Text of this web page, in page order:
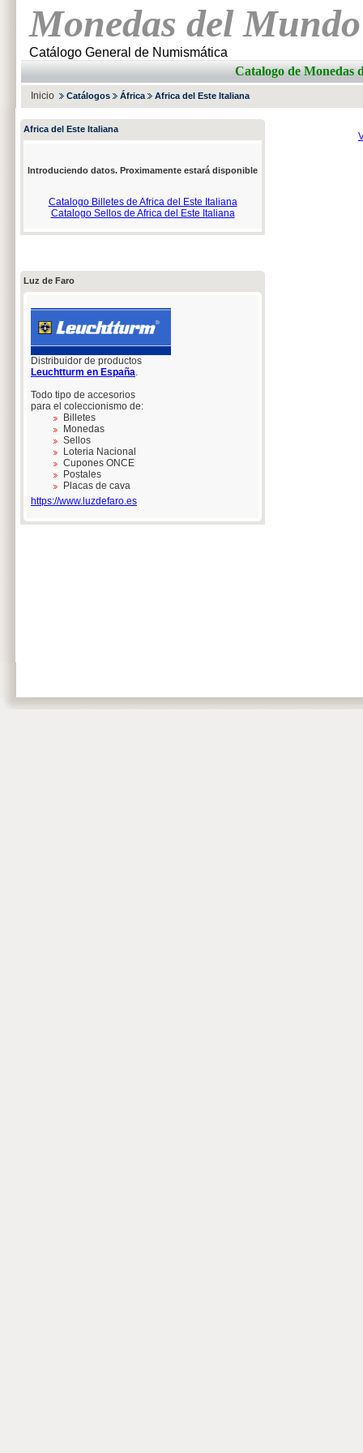
Monedas del Mundo
Catálogo General de Numismática
Catalogo de
Inicio Catálogos África Africa del Este Italiana
Africa del Este Italiana
Introduciendo datos. Proximamente estará disponible
Catalogo Billetes de Africa del Este Italiana
Catalogo Sellos de Africa del Este Italiana
Luz de Faro
Distribuidor de productos
Leuchtturm en España.
Todo tipo de accesorios
para el coleccionismo de:
Billetes
Monedas
Sellos
Loteria Nacional
Cupones ONCE
Postales
Placas de cava
https://www.luzdefaro.es